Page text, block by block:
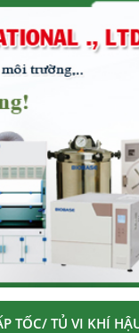
TỐC/ TỦ VI KHÍ